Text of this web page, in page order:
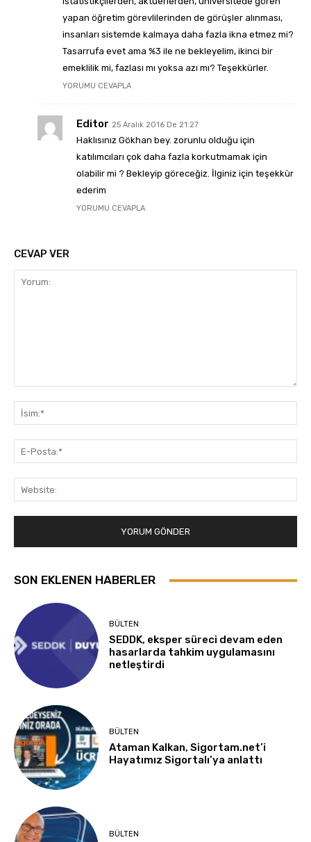
yapan öğretim görevlilerinden de görüşler alınması,
insanları sistemde kalmaya daha fazla ikna etmez mi?
Tasarrufa evet ama %3 ile ne bekleyelim, ikinci bir
emeklilik mi, fazlası mı yoksa azı mı? Teşekkürler.
YORUMU CEVAPLA
Editor 25 Aralık 2016 De 21:27
Haklısınız Gökhan bey. zorunlu olduğu için
katılımcıları çok daha fazla korkutmamak için
olabilir mi ? Bekleyip göreceğiz. İlginiz için teşekkür
ederim
YORUMU CEVAPLA
CEVAP VER
SON EKLENEN HABERLER
BÜLTEN
SEDDK, eksper süreci devam eden
hasarlarda tahkim uygulamasını
netleştirdi
BÜLTEN
Ataman Kalkan, Sigortam.net’i
Hayatımız Sigortalı’ya anlattı
BÜLTEN